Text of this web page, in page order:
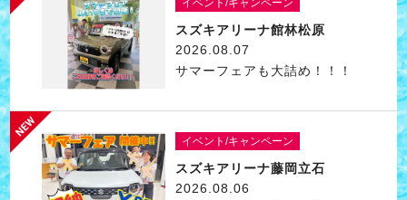
イベント/キャンペーン
スズキアリーナ館林松原
2026.08.07
サマーフェアも大詰め！！！
イベント/キャンペーン
スズキアリーナ藤岡立石
2026.08.06